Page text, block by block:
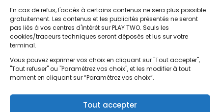
En cas de refus, l'accès à certains contenus ne sera plus possible
gratuitement. Les contenus et les publicités présentés ne seront
pas liés à vos centres d'intérêt sur PLAY TWO. Seuls les
cookies/traceurs techniques seront déposés et lus sur votre
terminal.
Vous pouvez exprimer vos choix en cliquant sur "Tout accepter",
"Tout refuser" ou "Paramétrez vos choix", et les modifier à tout
moment en cliquant sur “Paramétrez vos choix”.
Tout accepter
Naza part à la recherche de son
assistant manager avec HelloWork
17 Avr 2026